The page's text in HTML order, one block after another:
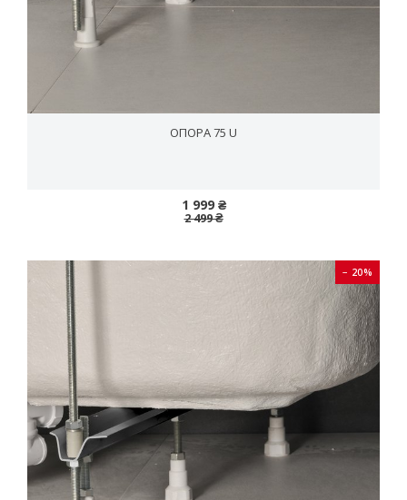
ОПОРА 75 U
1 999 ₴
2 499 ₴
− 20%